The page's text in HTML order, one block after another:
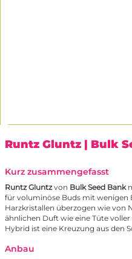
Runtz Gluntz | Bulk
Kurz zusammengefasst
Runtz Gluntzvon Bulk Seed Bank
für voluminöse Buds mit wenigen
Harzkristallen überzogen wie von
ähnlichen Duft wie eine Tüte
Hybrid ist eine Kreuzung aus den
Anbau